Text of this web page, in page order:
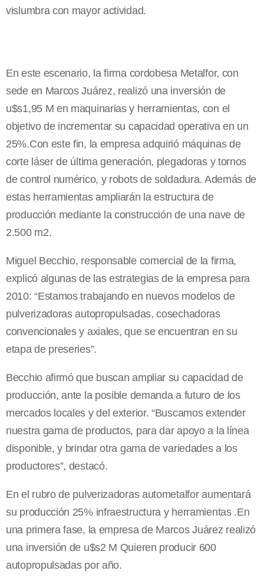
vislumbra con mayor actividad.
En este escenario, la firma cordobesa Metalfor, con
sede en Marcos Juárez, realizó una inversión de
u$s1,95 M en maquinarias y herramientas, con el
objetivo de incrementar su capacidad operativa en un
25%.Con este fin, la empresa adquirió máquinas de
corte láser de última generación, plegadoras y tornos
de control numérico, y robots de soldadura. Además de
estas herramientas ampliarán la estructura de
producción mediante la construcción de una nave de
2.500 m2.
Miguel Becchio, responsable comercial de la firma,
explicó algunas de las estrategias de la empresa para
2010: “Estamos trabajando en nuevos modelos de
pulverizadoras autopropulsadas, cosechadoras
convencionales y axiales, que se encuentran en su
etapa de preseries”.
Becchio afirmó que buscan ampliar su capacidad de
producción, ante la posible demanda a futuro de los
mercados locales y del exterior. “Buscamos extender
nuestra gama de productos, para dar apoyo a la línea
disponible, y brindar otra gama de variedades a los
productores”, destacó.
En el rubro de pulverizadoras autometalfor aumentará
su producción 25% infraestructura y herramientas .En
una primera fase, la empresa de Marcos Juárez realizó
una inversión de u$s2 M Quieren producir 600
autopropulsadas por año.